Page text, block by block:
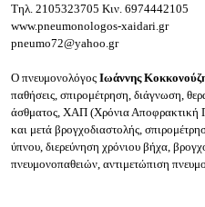
Τηλ. 2105323705 Κιν. 6974442105
www.pneumonologos-xaidari.gr
pneumo72@yahoo.gr
Ο πνευμονολόγος Ιωάννης
παθήσεις, σπιρομέτρηση, διάγνωση,
άσθματος, ΧΑΠ (Χρόνια Αποφρακτική
και μετά βρογχοδιαστολής,
ύπνου, διερεύνηση χρόνιου βήχα,
πνευμονοπαθειών, αντιμετώπιση